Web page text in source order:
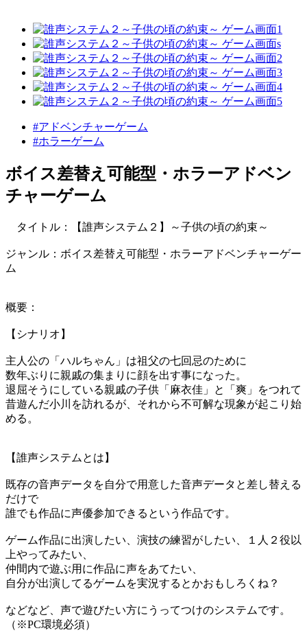
#アドベンチャーゲーム
#ホラーゲーム
ボイス差替え可能型・ホラーアドベン
チャーゲーム
タイトル：【誰声システム２】～子供の頃の約束～
ジャンル：ボイス差替え可能型・ホラーアドベンチャーゲー
ム
概要：
【シナリオ】
主人公の「ハルちゃん」は祖父の七回忌のために
数年ぶりに親戚の集まりに顔を出す事になった。
退屈そうにしている親戚の子供「麻衣佳」と「爽」をつれて
昔遊んだ小川を訪れるが、それから不可解な現象が起こり始
める。
【誰声システムとは】
既存の音声データを自分で用意した音声データと差し替える
だけで
誰でも作品に声優参加できるという作品です。
ゲーム作品に出演したい、演技の練習がしたい、１人２役以
上やってみたい、
仲間内で遊ぶ用に作品に声をあてたい、
自分が出演してるゲームを実況するとかおもしろくね？
などなど、声で遊びたい方にうってつけのシステムです。
（※PC環境必須）